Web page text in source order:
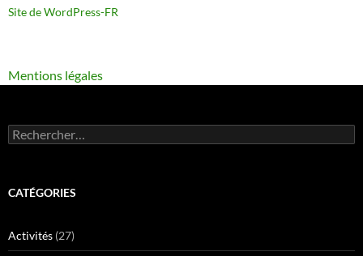
Site de WordPress-FR
Mentions légales
Rechercher :
CATÉGORIES
Activités (27)